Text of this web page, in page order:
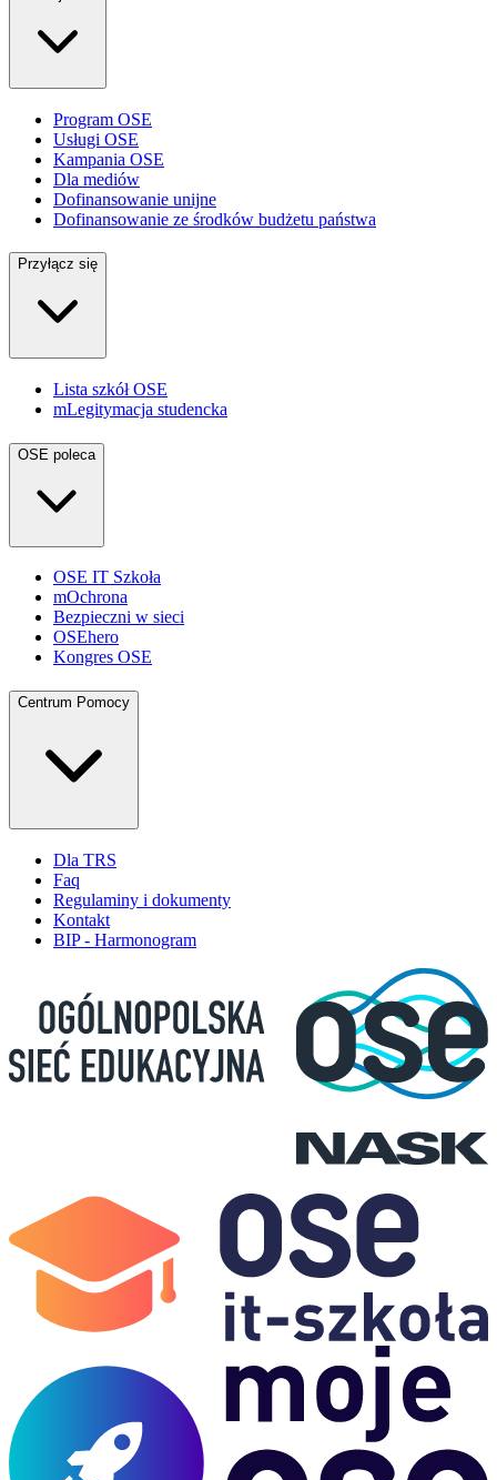
Program OSE
Usługi OSE
Kampania OSE
Dla mediów
Dofinansowanie unijne
Dofinansowanie ze środków budżetu państwa
Przyłącz się
Lista szkół OSE
mLegitymacja studencka
OSE poleca
OSE IT Szkoła
mOchrona
Bezpieczni w sieci
OSEhero
Kongres OSE
Centrum Pomocy
Dla TRS
Faq
Regulaminy i dokumenty
Kontakt
BIP - Harmonogram